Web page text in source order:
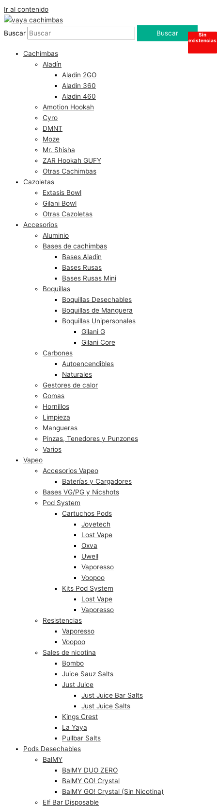
Ir al contenido
Buscar Buscar
Cachimbas
Aladín
Aladin 2GO
Aladin 360
Aladin 460
Amotion Hookah
Cyro
DMNT
Moze
Mr. Shisha
ZAR Hookah GUFY
Otras Cachimbas
Cazoletas
Extasis Bowl
Gilani Bowl
Otras Cazoletas
Accesorios
Aluminio
Bases de cachimbas
Bases Aladin
Bases Rusas
Bases Rusas Mini
Boquillas
Boquillas Desechables
Boquillas de Manguera
Boquillas Unipersonales
Gilani G
Gilani Core
Carbones
Autoencendibles
Naturales
Gestores de calor
Gomas
Hornillos
Limpieza
Mangueras
Pinzas, Tenedores y Punzones
Varios
Vapeo
Accesorios Vapeo
Baterías y Cargadores
Bases VG/PG y Nicshots
Pod System
Cartuchos Pods
Joyetech
Lost Vape
Oxva
Uwell
Vaporesso
Voopoo
Kits Pod System
Lost Vape
Vaporesso
Resistencias
Vaporesso
Voopoo
Sales de nicotina
Bombo
Juice Sauz Salts
Just Juice
Just Juice Bar Salts
Just Juice Salts
Kings Crest
La Yaya
Pullbar Salts
Pods Desechables
BalMY
BalMY DUO ZERO
BalMY GO! Crystal
BalMY GO! Crystal (Sin Nicotina)
Elf Bar Disposable
Hay
existencias
Hay
existencias
Sin
existencias
Sin
existencias